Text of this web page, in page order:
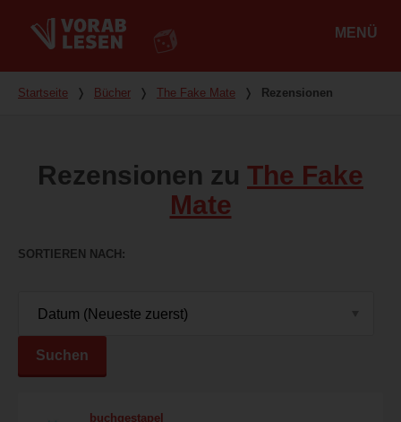
MENÜ
Du bist hier
Startseite ❭ Bücher ❭ The Fake Mate ❭ Rezensionen
Rezensionen zu The Fake
Mate
SORTIEREN NACH
Suchen
buchgestapel